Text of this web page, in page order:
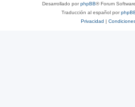
Desarrollado porphpBB® Forum
Traducción al español por
Privacidad |